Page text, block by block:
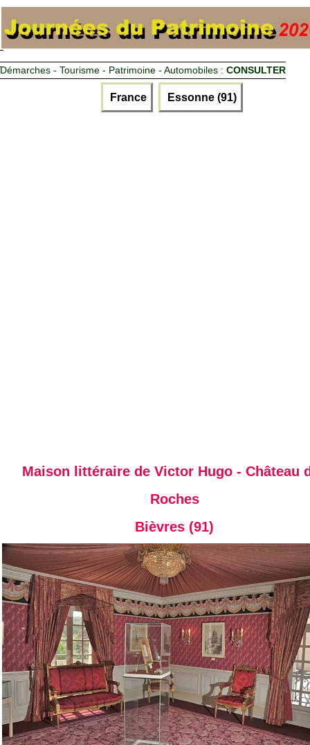
Démarches - Tourisme - Patrimoine - Automobiles : CONSULTER
France Essonne (91)
Maison littéraire de Victor Hugo - Château
Roches
Bièvres (91)